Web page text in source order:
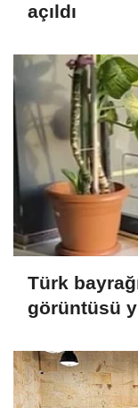
açıldı
Türk
görüntüsü